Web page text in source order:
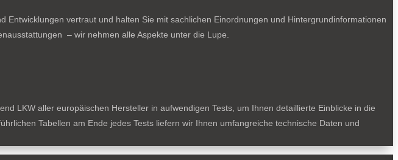
vertraut und halten Sie mit sachlichen Einordnungen und Hintergrundinformationen
– wir nehmen alle Aspekte unter die Lupe.
LKW aller europäischen Hersteller in aufwendigen Tests, um Ihnen detaillierte Einblicke in die
Tabellen am Ende jedes Tests liefern wir Ihnen umfangreiche technische Daten und